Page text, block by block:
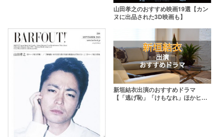
山田孝之のおすすめ映画19選【カン
ヌに出品された3D映画も】
新垣結衣出演のおすすめドラマ
【「逃げ恥」「けもなれ」ほかヒッ